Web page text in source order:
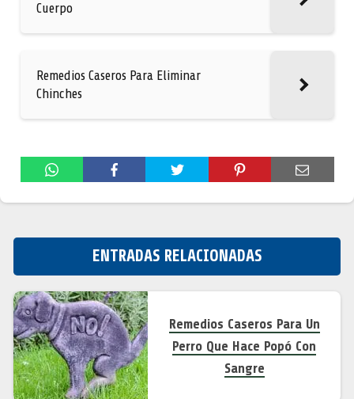
Cuerpo
Remedios Caseros Para Eliminar
Chinches
ENTRADAS RELACIONADAS
Remedios Caseros Para Un
Perro Que Hace Popó Con
Sangre